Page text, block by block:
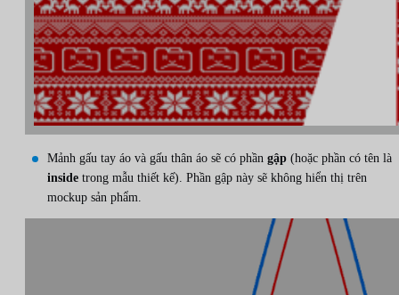
Mảnh gấu tay áo và gấu thân áo sẽ có phần gập (hoặc phần có tên là
inside trong mẫu thiết kế). Phần gập này sẽ không hiển thị trên
mockup sản phẩm.